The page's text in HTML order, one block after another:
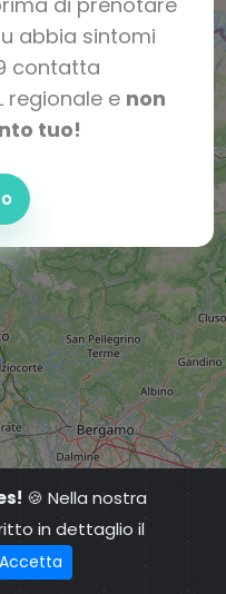
abbia sintomi
contatta
regionale e non
tuo!
🍪 Nella nostra
in dettaglio il
Accetta